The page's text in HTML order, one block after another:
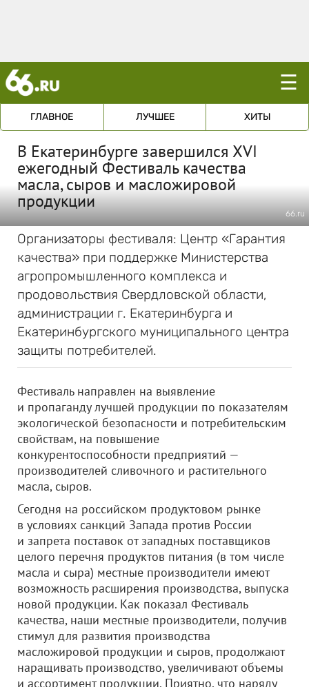
☰
ГЛАВНОЕ ЛУЧШЕЕ ХИТЫ
В Екатеринбурге завершился XVI
ежегодный Фестиваль качества
масла, сыров и масложировой
продукции
66.ru
Организаторы фестиваля: Центр «Гарантия
качества» при поддержке Министерства
агропромышленного комплекса и
продовольствия Свердловской области,
администрации г. Екатеринбурга и
Екатеринбургского муниципального центра
защиты потребителей.
Фестиваль направлен на выявление
и пропаганду лучшей продукции по показателям
экологической безопасности и потребительским
свойствам, на повышение
конкурентоспособности предприятий —
производителей сливочного и растительного
масла, сыров.
Сегодня на российском продуктовом рынке
в условиях санкций Запада против России
и запрета поставок от западных поставщиков
целого перечня продуктов питания (в том числе
масла и сыра) местные производители имеют
возможность расширения производства, выпуска
новой продукции. Как показал Фестиваль
качества, наши местные производители, получив
стимул для развития производства
масложировой продукции и сыров, продолжают
наращивать производство, увеличивают объемы
и ассортимент продукции. Приятно, что наряду